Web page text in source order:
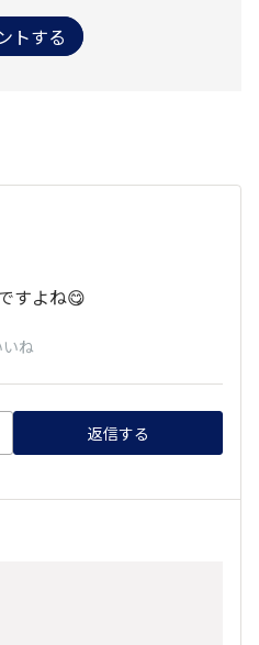
トする
すよね😋
ね
返信する